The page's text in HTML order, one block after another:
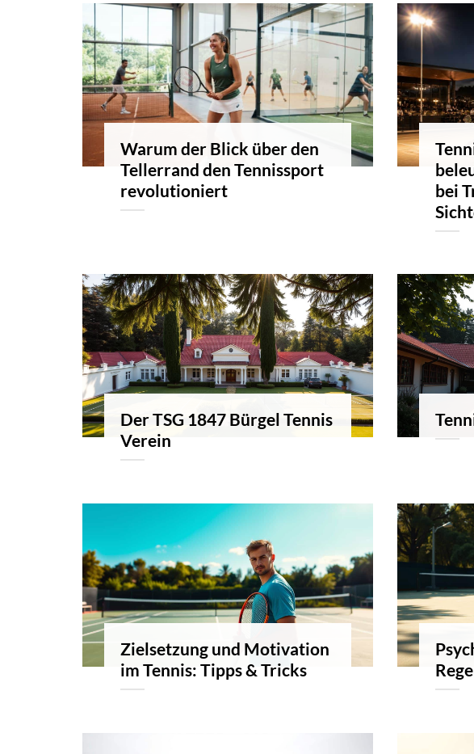
Warum der Blick über den
Tellerrand den Tennissport
revolutioniert
bei
Der TSG 1847 Bürgel Tennis
Verein
Zielsetzung und Motivation
im Tennis: Tipps & Tricks